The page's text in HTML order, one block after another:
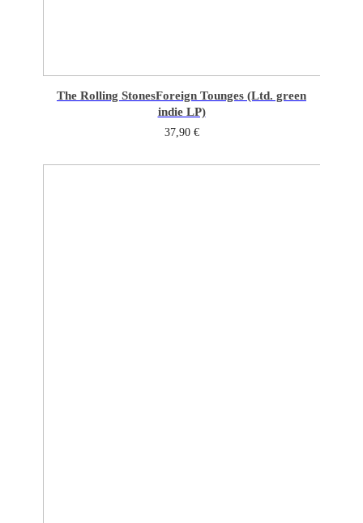
The Rolling StonesForeign Tounges (Ltd. green
indie LP)
37,90 €